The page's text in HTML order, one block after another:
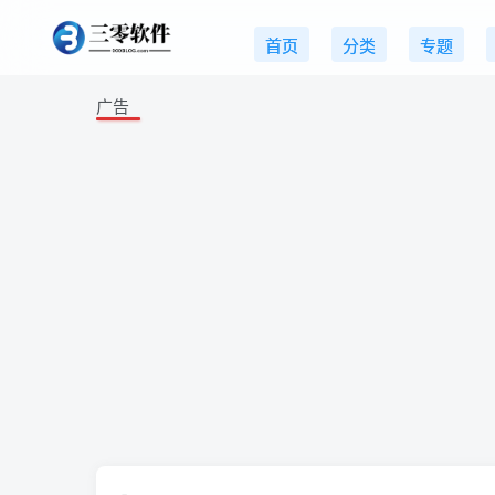
首页 分类 专题
广告